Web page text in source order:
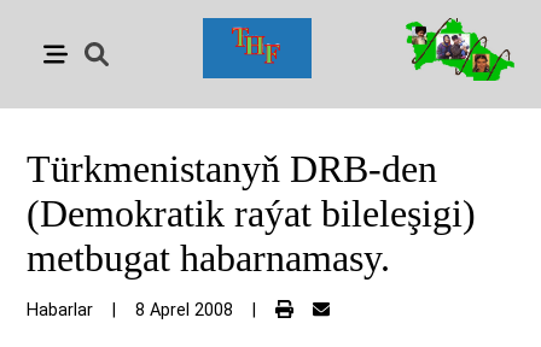
Türkmenistanyň DRB-den
(Demokratik raýat bileleşigi)
metbugat habarnamasy.
Habarlar 8 Aprel 2008